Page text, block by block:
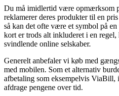
Du må imidlertid være opmærksom
reklamerer deres produkter til en
så kan det ofte være et symbol på
kort er trods alt inkluderet i en
svindlende online selskaber.
Generelt anbefaler vi køb med
med mobilen. Som et alternativ
afbetaling som eksempelvis ViaBill,
afdrage pengene over tid.